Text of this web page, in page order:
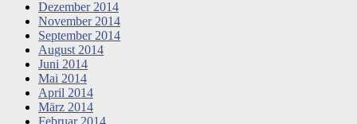
Dezember 2014
November 2014
September 2014
August 2014
Juni 2014
Mai 2014
April 2014
März 2014
Februar 2014